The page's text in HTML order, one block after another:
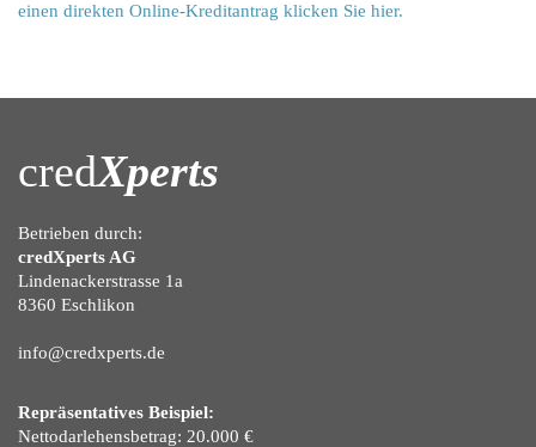
einen direkten Online-Kreditantrag klicken Sie hier.
credXperts
Betrieben durch:
credXperts AG
Lindenackerstrasse 1a
8360 Eschlikon
info@credxperts.de
Repräsentatives Beispiel:
Nettodarlehensbetrag: 20.000 €